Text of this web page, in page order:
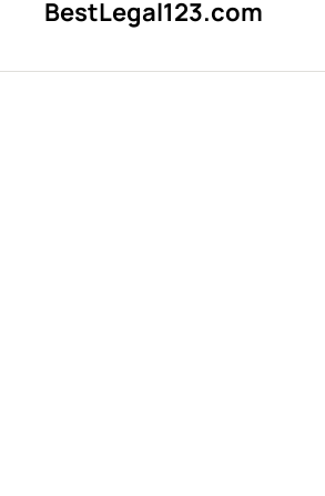
BestLegal123.com